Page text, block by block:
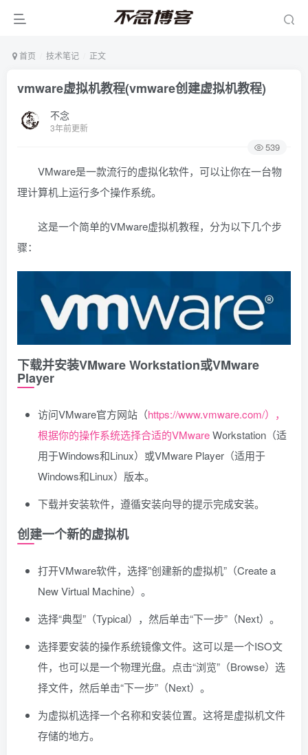
首页 技术笔记 正文
vmware虚拟机教程(vmware创建虚拟机教程)
不念
3年前更新
539
VMware是一款流行的虚拟化软件，可以让你在一台物
理计算机上运行多个操作系统。
这是一个简单的VMware虚拟机教程，分为以下几个步
骤：
下载并安装VMware Workstation或VMware
Player
访问VMware官方网站（https://www.vmware.com/），
根据你的操作系统选择合适的VMwareWorkstation（适
用于Windows和Linux）或VMware Player（适用于
Windows和Linux）版本。
下载并安装软件，遵循安装向导的提示完成安装。
创建一个新的虚拟机
打开VMware软件，选择”创建新的虚拟机”（Create a
New Virtual Machine）。
选择“典型”（Typical），然后单击“下一步”（Next）。
选择要安装的操作系统镜像文件。这可以是一个ISO文
件，也可以是一个物理光盘。点击“浏览”（Browse）选
择文件，然后单击“下一步”（Next）。
为虚拟机选择一个名称和安装位置。这将是虚拟机文件
存储的地方。